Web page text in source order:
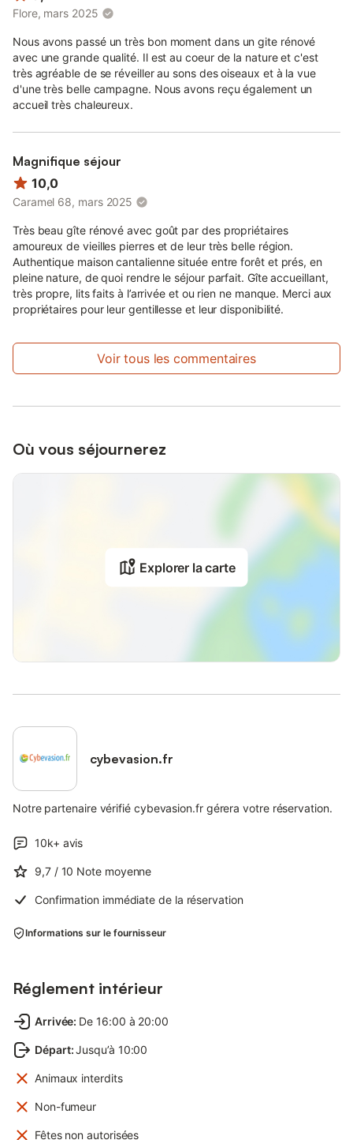
Flore, mars 2025
Nous avons passé un très bon moment dans un gite rénové
avec une grande qualité. Il est au coeur de la nature et c'est
très agréable de se réveiller au sons des oiseaux et à la vue
d'une très belle campagne. Nous avons reçu également un
accueil très chaleureux.
Magnifique séjour
10,0
Caramel 68, mars 2025
Très beau gîte rénové avec goût par des propriétaires
amoureux de vieilles pierres et de leur très belle région.
Authentique maison cantalienne située entre forêt et prés, en
pleine nature, de quoi rendre le séjour parfait. Gîte accueillant,
très propre, lits faits à l’arrivée et ou rien ne manque. Merci aux
propriétaires pour leur gentillesse et leur disponibilité.
Voir tous les commentaires
Où vous séjournerez
Explorer la carte
cybevasion.fr
Notre partenaire vérifié cybevasion.fr gérera votre réservation.
10k+ avis
9,7 / 10 Note moyenne
Confirmation immédiate de la réservation
Informations sur le fournisseur
Réglement intérieur
Arrivée: De 16:00 à 20:00
Départ:Jusqu’à 10:00
Animaux interdits
Non-fumeur
Fêtes non autorisées